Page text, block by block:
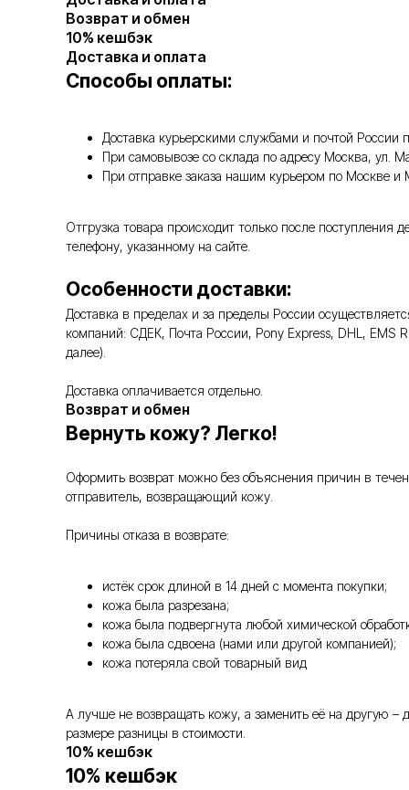
Возврат и обмен
10% кешбэк
Доставка и оплата
Способы оплаты:
Доставка курьерскими службами и почтой России
При самовывозе со склада по адресу Москва, ул.
При отправке заказа нашим курьером по Москве
Отгрузка товара происходит только после
телефону, указанному на сайте.
Особенности доставки:
Доставка в пределах и за пределы России
компаний: СДЕК, Почта России, Pony Express, DHL, EMS
далее).
Доставка оплачивается отдельно.
Возврат и обмен
Вернуть кожу? Легко!
Оформить возврат можно без объяснения причин в
отправитель, возвращающий кожу.
Причины отказа в возврате:
истёк срок длиной в 14 дней с момента покупки;
кожа была разрезана;
кожа была подвергнута любой химической
кожа была сдвоена (нами или другой компанией);
кожа потеряла свой товарный вид
А лучше не возвращать кожу, а заменить её на другую –
размере разницы в стоимости.
10% кешбэк
10% кешбэк